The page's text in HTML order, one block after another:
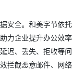
安全。和美字节
力企业提升办公效率
、丢失、拒收等
拦截恶意邮件、